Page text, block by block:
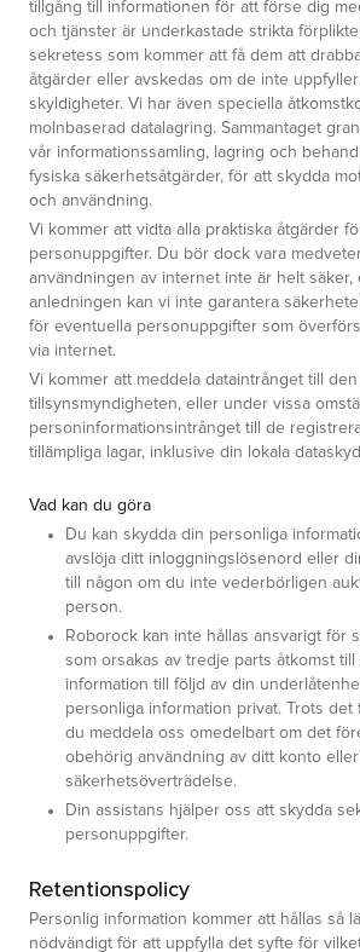
tillgång till informationen för att förse dig
och tjänster är underkastade strikta
sekretess som kommer att få dem att
åtgärder eller avskedas om de inte
skyldigheter. Vi har även speciella
molnbaserad datalagring. Sammantaget
vår informationssamling, lagring och
fysiska säkerhetsåtgärder, för att skydda
och användning.
Vi kommer att vidta alla praktiska åtgärder
personuppgifter. Du bör dock vara
användningen av internet inte är helt säker,
anledningen kan vi inte garantera
för eventuella personuppgifter som
via internet.
Vi kommer att meddela dataintrånget till
tillsynsmyndigheten, eller under vissa
personinformationsintrånget till de
tillämpliga lagar, inklusive din lokala
Vad kan du göra
Du kan skydda din personliga
avslöja ditt inloggningslösenord eller
till någon om du inte vederbörligen
person.
Roborock kan inte hållas ansvarigt för
som orsakas av tredje parts åtkomst
information till följd av din
personliga information privat. Trots det
du meddela oss omedelbart om det
obehörig användning av ditt konto
säkerhetsöverträdelse.
Din assistans hjälper oss att skydda
personuppgifter.
Retentionspolicy
Personlig information kommer att hållas så
nödvändigt för att uppfylla det syfte för